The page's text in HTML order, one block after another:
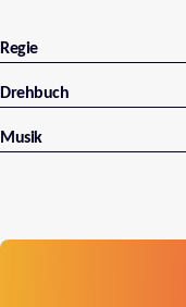
McMahon // Number
Women's Tag Team
Match
Bunny & Damian
Regie
Drehbuch
Musik